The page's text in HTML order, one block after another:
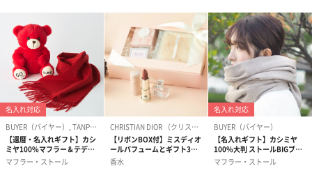
ミス ディオールのアイコニックなリボンが華やかに目を惹くボト
ルデザイン。
ボトルネックに結ばれたリボンは数センチの純粋なラグジュアリ
ー。フランスを代表する老舗リボンメーカーのアトリエで、幾千
ものカラフルな花が咲く、オートクチュール ボウが作られまし
た。
◾️香調